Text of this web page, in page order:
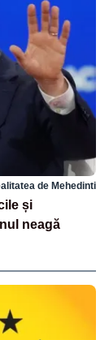
de Mehedinti
și
neagă